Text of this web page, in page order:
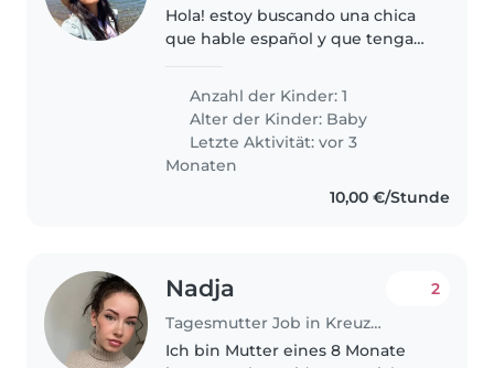
Hola! estoy buscando una chica
que hable español y que tenga
jugar con mi pequeña de 5
meses por las mañanas de 2 o 3
veces por semana. Seria ideal..
Anzahl der Kinder: 1
Alter der Kinder: Baby
Letzte Aktivität: vor 3
Monaten
10,00 €/Stunde
Nadja
Tagesmutter Job in Kreuzau
2
Ich bin Mutter eines 8 Monate